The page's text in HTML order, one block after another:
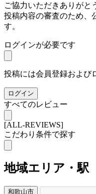
ご協力いただきありがと
投稿内容の審査のため、
す。
ログインが必要です
投稿には会員登録および
ログイン
すべてのレビュー
[ALL-REVIEWS]
こだわり条件で探す
地域エリア・駅
和歌山市